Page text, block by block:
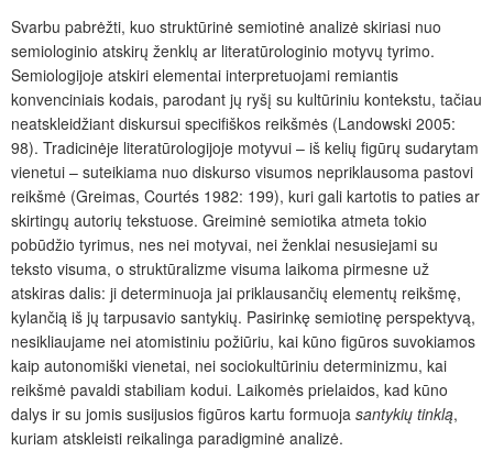
Svarbu pabrėžti, kuo struktūrinė semiotinė analizė skiriasi nuo
semiologinio atskirų ženklų ar literatūrologinio motyvų tyrimo.
Semiologijoje atskiri elementai interpretuojami remiantis
konvenciniais kodais, parodant jų ryšį su kultūriniu kontekstu, tačiau
neatskleidžiant diskursui specifiškos reikšmės (Landowski 2005:
98). Tradicinėje literatūrologijoje motyvui – iš kelių figūrų sudarytam
vienetui – suteikiama nuo diskurso visumos nepriklausoma pastovi
reikšmė (Greimas, Courtés 1982: 199), kuri gali kartotis to paties ar
skirtingų autorių tekstuose. Greiminė semiotika atmeta tokio
pobūdžio tyrimus, nes nei motyvai, nei ženklai nesusiejami su
teksto visuma, o struktūralizme visuma laikoma pirmesne už
atskiras dalis: ji determinuoja jai priklausančių elementų reikšmę,
kylančią iš jų tarpusavio santykių. Pasirinkę semiotinę perspektyvą,
nesikliaujame nei atomistiniu požiūriu, kai kūno figūros suvokiamos
kaip autonomiški vienetai, nei sociokultūriniu determinizmu, kai
reikšmė pavaldi stabiliam kodui. Laikomės prielaidos, kad kūno
dalys ir su jomis susijusios figūros kartu formuoja santykių tinklą,
kuriam atskleisti reikalinga paradigminė analizė.